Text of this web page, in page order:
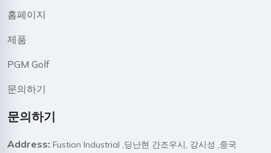
홈페이지
제품
PGM Golf
문의하기
문의하기
Address: Fustion Industrial ,딩난현 간조우시, 강시성 ,중국